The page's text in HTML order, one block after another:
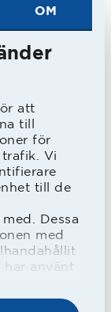
OM
att
till
för
Vi
till de
Dessa
med
har använt
och